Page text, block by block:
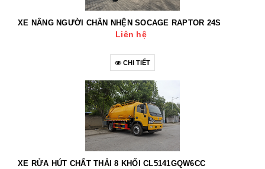
XE NÂNG NGƯỜI CHÂN NHỆN SOCAGE RAPTOR 24S
Liên hệ
CHI TIẾT
XE RỬA HÚT CHẤT THẢI 8 KHỐI CL5141GQW6CC